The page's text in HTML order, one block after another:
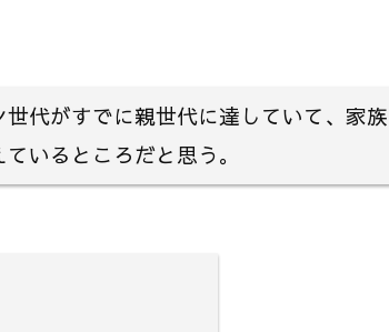
代がすでに親世代に達していて、家族
いるところだと思う。